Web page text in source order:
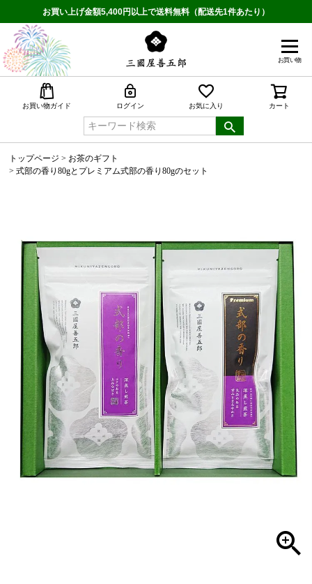
お買い上げ金額5,400円以上で送料無料（配送先1件あたり）
お買い物
お買い物ガイド ログイン お気に入り カート
トップページ
お茶のギフト
式部の香り80gとプレミアム式部の香り80gのセット